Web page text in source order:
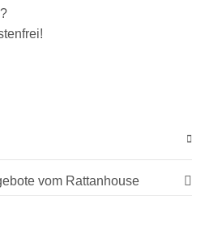
?
vom Rattanhouse